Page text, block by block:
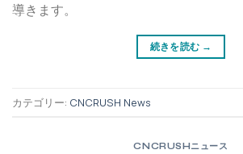
導きます。
続きを読む →
カテゴリー: CNCRUSH News
CNCRUSHニュース